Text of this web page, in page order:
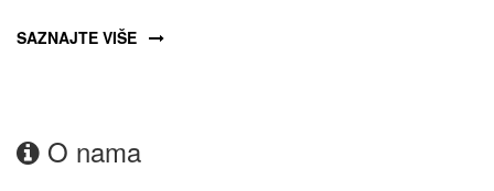
SAZNAJTE VIŠE
O nama